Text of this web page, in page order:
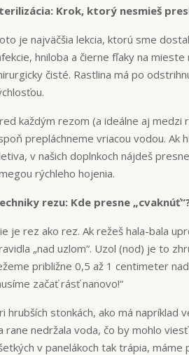
Krok, ktorý nesmieš
je najväčšia lekcia, ktorú sme
hniloba a čierne fľaky na
čisté. Rastlina má po
každým rezom (a ideálne aj medzi
prepláchneme vriacou vodou. Ak
v našich doplnkoch nájdeš
rýchleho hojenia.
rezu: Kde presne
je rez ako rez. Ak režeš hala-bala
„nad uzlom“. Uzol (nod) je to
približne 0,5 až 1 centimeter
začať rásť nanovo!“
hrubších stonkách, ako má napríklad
rane nedržala voda, čo by mohlo
v panelákoch tak trápia,